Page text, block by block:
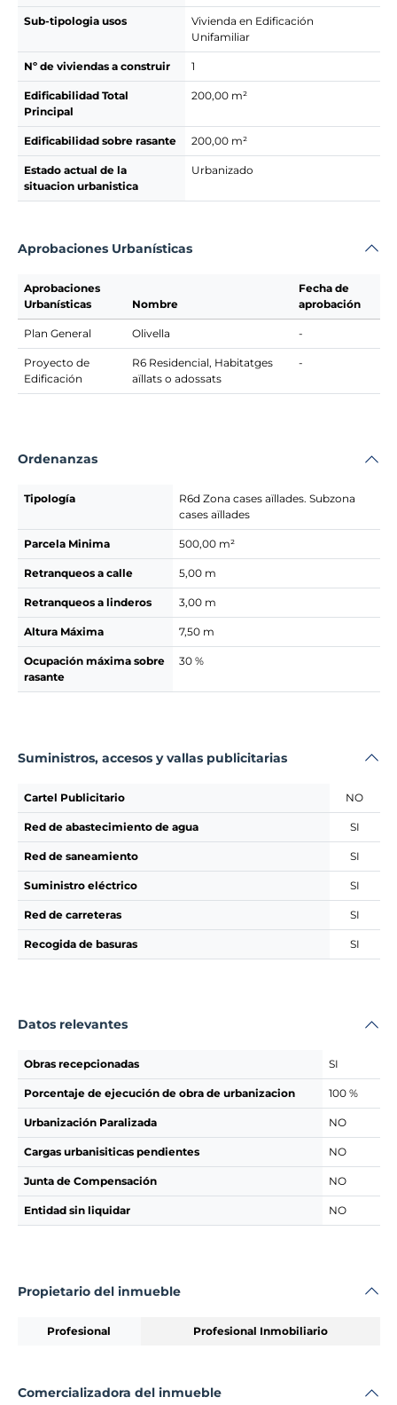
Sub-tipologia usos
Vivienda en Edificación
Unifamiliar
Nº de viviendas a construir 1
Edificabilidad Total
Principal
200,00 m²
Edificabilidad sobre rasante 200,00 m²
Estado actual de la
situacion urbanistica
Urbanizado
Aprobaciones Urbanísticas
Aprobaciones
Urbanísticas
Nombre
Fecha de
aprobación
Plan General Olivella -
Proyecto de
Edificación
R6 Residencial, Habitatges
aïllats o adossats
-
Ordenanzas
Tipología
R6d Zona cases aïllades. Subzona
cases aïllades
Parcela Minima 500,00 m²
Retranqueos a calle 5,00 m
Retranqueos a linderos 3,00 m
Altura Máxima 7,50 m
Ocupación máxima sobre
rasante
30 %
Suministros, accesos y vallas publicitarias
Cartel Publicitario NO
Red de abastecimiento de agua SI
Red de saneamiento SI
Suministro eléctrico SI
Red de carreteras SI
Recogida de basuras SI
Datos relevantes
Obras recepcionadas SI
Porcentaje de ejecución de obra de urbanizacion 100 %
Urbanización Paralizada NO
Cargas urbanisiticas pendientes NO
Junta de Compensación NO
Entidad sin liquidar NO
Propietario del inmueble
Profesional Profesional Inmobiliario
Comercializadora del inmueble